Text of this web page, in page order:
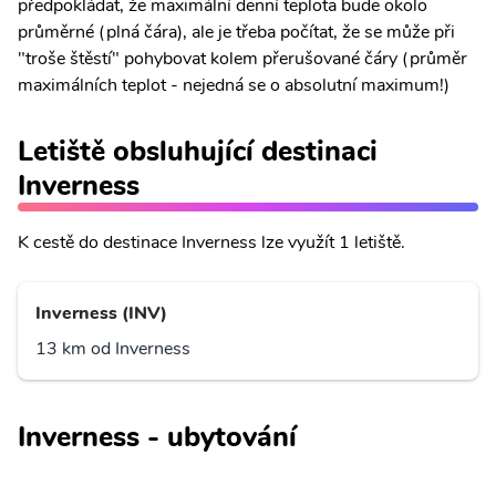
předpokládat, že maximální denní teplota bude okolo
průměrné (plná čára), ale je třeba počítat, že se může při
"troše štěstí" pohybovat kolem přerušované čáry (průměr
maximálních teplot - nejedná se o absolutní maximum!)
Letiště obsluhující destinaci
Inverness
K cestě do destinace Inverness lze využít 1 letiště.
Inverness (INV)
13 km od Inverness
Inverness - ubytování